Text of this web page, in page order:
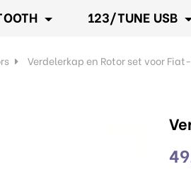
123/TUNE USB
Verdelerkap en Rotor set voor